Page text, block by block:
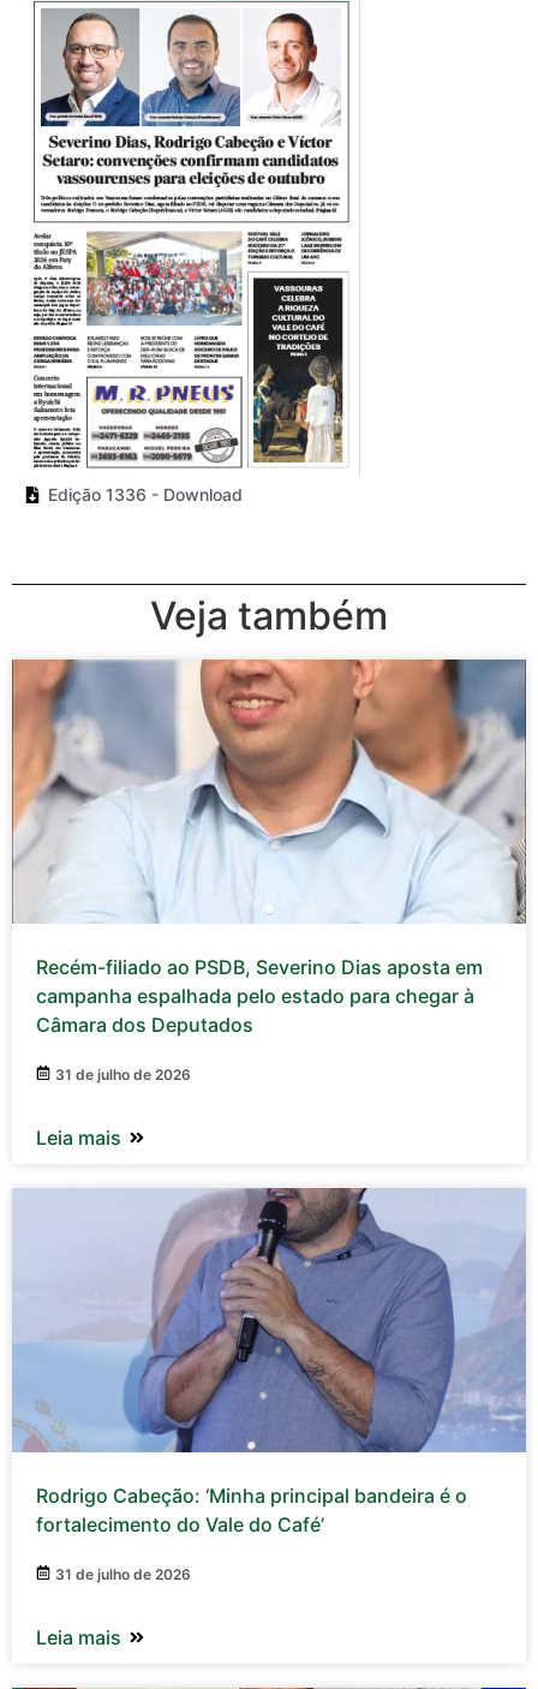
Edição 1336 - Download
Veja também
Recém-filiado ao PSDB, Severino Dias aposta em
campanha espalhada pelo estado para chegar à
Câmara dos Deputados
31 de julho de 2026
Leia mais
Rodrigo Cabeção: ‘Minha principal bandeira é o
fortalecimento do Vale do Café’
31 de julho de 2026
Leia mais